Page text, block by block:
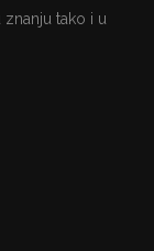
tako i u